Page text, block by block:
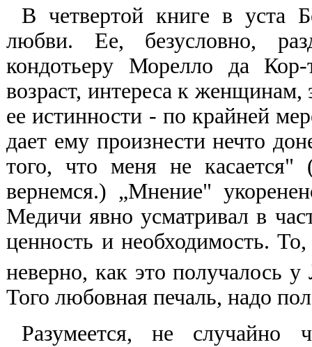
В четвертой книге в уста
любви. Ее, безусловно,
кондотьеру Морелло да
возраст, интереса к
ее истинности - по крайней
дает ему произнести нечто
того, что меня не
вернемся.) „Мнение"
Медичи явно усматривал в
ценность и необходимость.
неверно, как это получалось
Того любовная печаль, надо
Разумеется, не случайно